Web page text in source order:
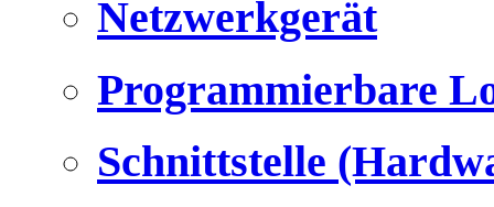
Netzwerkgerät
Programmierbare
Schnittstelle